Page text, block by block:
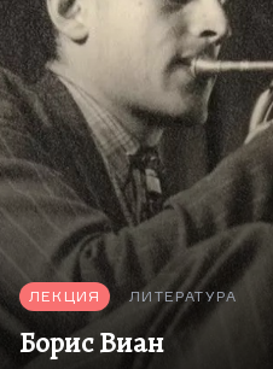
ЛЕКЦИЯ ЛИТЕРАТУРА
Борис Виан